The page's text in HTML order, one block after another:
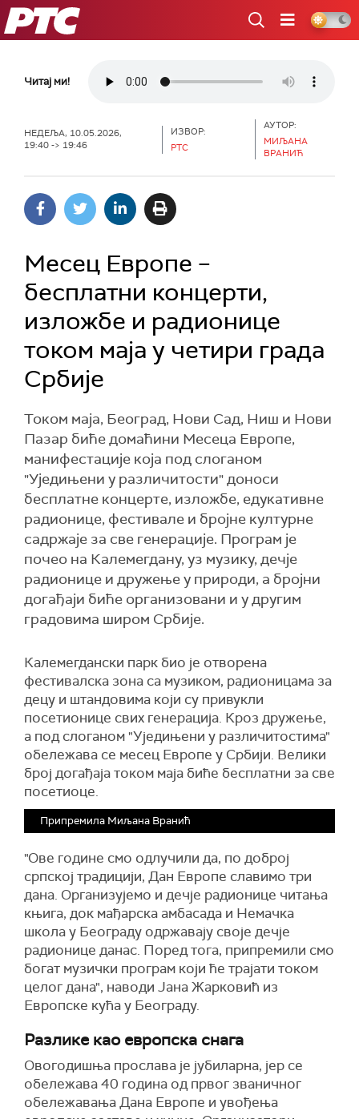
РТС
Читај ми!
НЕДЕЉА, 10.05.2026,
19:40 -> 19:46
ИЗВОР:
РТС
АУТОР:
МИЉАНА
ВРАНИЋ
Месец Европе –
бесплатни концерти,
изложбе и радионице
током маја у четири града
Србије
Током маја, Београд, Нови Сад, Ниш и Нови
Пазар биће домаћини Месеца Европе,
манифестације која под слоганом
"Уједињени у различитости" доноси
бесплатне концерте, изложбе, едукативне
радионице, фестивале и бројне културне
садржаје за све генерације. Програм је
почео на Калемегдану, уз музику, дечје
радионице и дружење у природи, а бројни
догађаји биће организовани и у другим
градовима широм Србије.
Калемегдански парк био је отворена
фестивалска зона са музиком, радионицама за
децу и штандовима који су привукли
посетионице свих генерација. Кроз дружење,
а под слоганом "Уједињени у различитостима"
обележава се месец Европе у Србији. Велики
број догађаја током маја биће бесплатни за све
посетиоце.
Припремила Миљана Вранић
"Ове године смо одлучили да, по доброј
српској традицији, Дан Европе славимо три
дана. Организујемо и дечје радионице читања
књига, док мађарска амбасада и Немачка
школа у Београду одржавају своје дечје
радионице данас. Поред тога, припремили смо
богат музички програм који ће трајати током
целог дана", наводи Јана Жарковић из
Европске кућа у Београду.
Разлике као европска снага
Овогодишња прослава је јубиларна, јер се
обележава 40 година од првог званичног
обележавања Дана Европе и увођења